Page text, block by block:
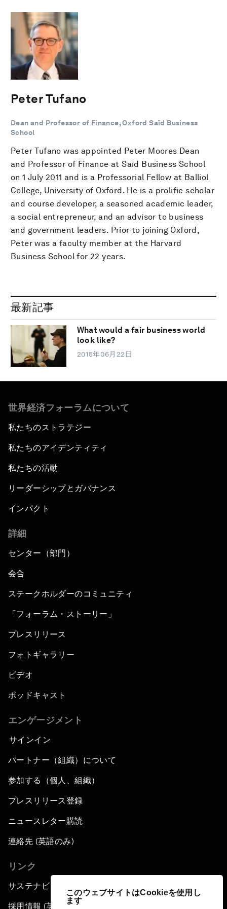
このウェブサイトはCookieを使用し
ます
Peter Tufano
Dean and Professor of Finance, Oxford Saïd Business
School
Peter Tufano was appointed Peter Moores Dean
and Professor of Finance at Saïd Business School
on 1 July 2011 and is a Professorial Fellow at Balliol
College, University of Oxford. He is a prolific scholar
and course developer, a seasoned academic leader,
a social entrepreneur, and an advisor to business
and government leaders. Prior to joining Oxford,
Peter was a faculty member at the Harvard
Business School for 22 years.
最新記事
What would a fair business world
look like?
2015年06月22日
世界経済フォーラムについて
私たちのストラテジー
私たちのアイデンティティ
私たちの活動
リーダーシップとガバナンス
インパクト
詳細
センター（部門）
会合
ステークホルダーのコミュニティ
「フォーラム・ストーリー」
プレスリリース
フォトギャラリー
ビデオ
ポッドキャスト
エンゲージメント
サインイン
パートナー（組織）について
参加する（個人、組織）
プレスリリース登録
ニュースレター購読
連絡先 (英語のみ)
リンク
サステナビリティへの取り組み
採用情報 (英語のみ)